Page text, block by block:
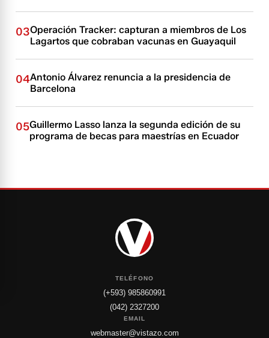
03Operación Tracker: capturan a miembros de Los
Lagartos que cobraban vacunas en Guayaquil
04Antonio Álvarez renuncia a la presidencia de
Barcelona
05Guillermo Lasso lanza la segunda edición de su
programa de becas para maestrías en Ecuador
TELÉFONO
(+593) 985860991
(042) 2327200
EMAIL
webmaster@vistazo.com